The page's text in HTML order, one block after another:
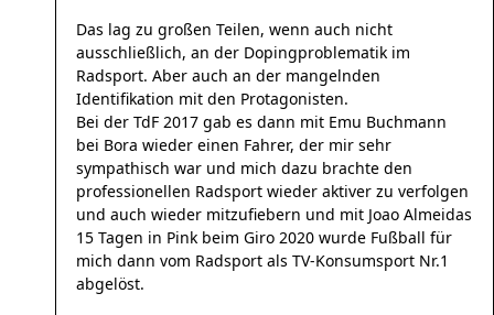
Das lag zu großen Teilen, wenn auch nicht
ausschließlich, an der Dopingproblematik im
Radsport. Aber auch an der mangelnden
Identifikation mit den Protagonisten.
Bei der TdF 2017 gab es dann mit Emu Buchmann
bei Bora wieder einen Fahrer, der mir sehr
sympathisch war und mich dazu brachte den
professionellen Radsport wieder aktiver zu verfolgen
und auch wieder mitzufiebern und mit Joao Almeidas
15 Tagen in Pink beim Giro 2020 wurde Fußball für
mich dann vom Radsport als TV-Konsumsport Nr.1
abgelöst.